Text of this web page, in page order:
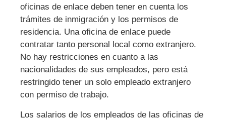
oficinas de enlace deben tener en cuenta los
trámites de inmigración y los permisos de
residencia. Una oficina de enlace puede
contratar tanto personal local como extranjero.
No hay restricciones en cuanto a las
nacionalidades de sus empleados, pero está
restringido tener un solo empleado extranjero
con permiso de trabajo.
Los salarios de los empleados de las oficinas de